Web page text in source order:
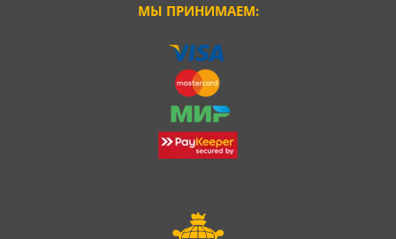
МЫ ПРИНИМАЕМ: